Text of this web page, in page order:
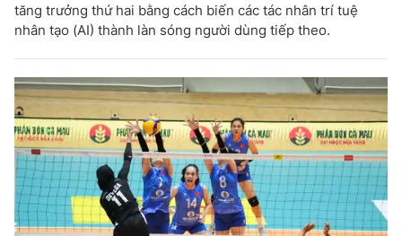
tăng trưởng thứ hai bằng cách biến các tác nhân trí tuệ
nhân tạo (AI) thành làn sóng người dùng tiếp theo.